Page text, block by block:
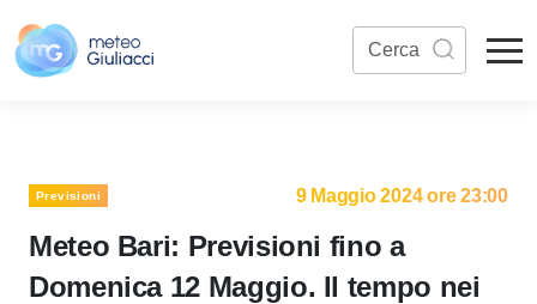
Previsioni 9 Maggio 2024 ore 23:00
Meteo Bari: Previsioni fino a
Domenica 12 Maggio. Il tempo nei